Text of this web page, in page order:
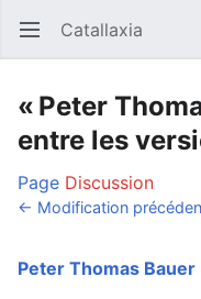
Ouvrir le menu principal Catallaxia
« Peter
entre les
Page Discussion
← Modification
Peter Thomas Bauer